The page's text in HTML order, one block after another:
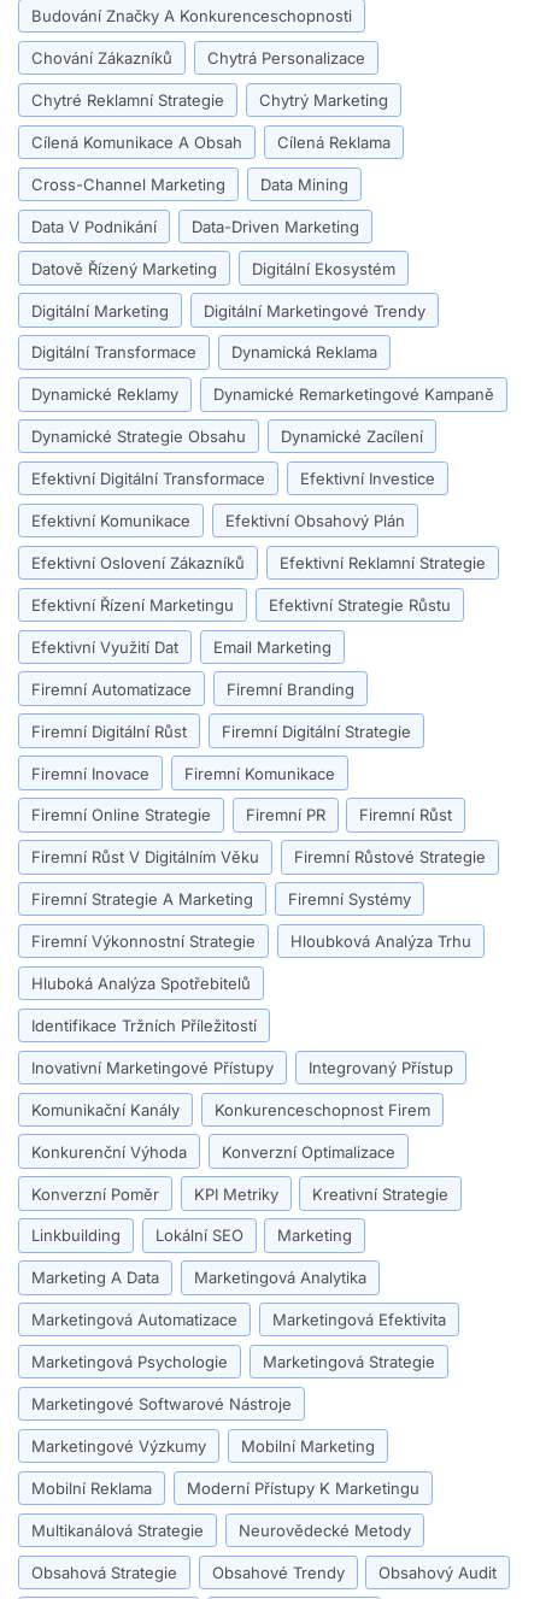
Budování Značky A Konkurenceschopnosti
Chování Zákazníků Chytrá Personalizace
Chytré Reklamní Strategie Chytrý Marketing
Cílená Komunikace A Obsah Cílená Reklama
Cross-Channel Marketing Data Mining
Data V Podnikání Data-Driven Marketing
Datově Řízený Marketing Digitální Ekosystém
Digitální Marketing Digitální Marketingové Trendy
Digitální Transformace Dynamická Reklama
Dynamické Reklamy Dynamické Remarketingové Kampaně
Dynamické Strategie Obsahu Dynamické Zacílení
Efektivní Digitální Transformace Efektivní Investice
Efektivní Komunikace Efektivní Obsahový Plán
Efektivní Oslovení Zákazníků Efektivní Reklamní Strategie
Efektivní Řízení Marketingu Efektivní Strategie Růstu
Efektivní Využití Dat Email Marketing
Firemní Automatizace Firemní Branding
Firemní Digitální Růst Firemní Digitální Strategie
Firemní Inovace Firemní Komunikace
Firemní Online Strategie Firemní PR Firemní Růst
Firemní Růst V Digitálním Věku Firemní Růstové Strategie
Firemní Strategie A Marketing Firemní Systémy
Firemní Výkonnostní Strategie Hloubková Analýza Trhu
Hluboká Analýza Spotřebitelů
Identifikace Tržních Příležitostí
Inovativní Marketingové Přístupy Integrovaný Přístup
Komunikační Kanály Konkurenceschopnost Firem
Konkurenční Výhoda Konverzní Optimalizace
Konverzní Poměr KPI Metriky Kreativní Strategie
Linkbuilding Lokální SEO Marketing
Marketing A Data Marketingová Analytika
Marketingová Automatizace Marketingová Efektivita
Marketingová Psychologie Marketingová Strategie
Marketingové Softwarové Nástroje
Marketingové Výzkumy Mobilní Marketing
Mobilní Reklama Moderní Přístupy K Marketingu
Multikanálová Strategie Neurovědecké Metody
Obsahová Strategie Obsahové Trendy Obsahový Audit